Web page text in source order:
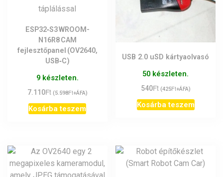
ESP32‑S3 WROOM-
N16R8 CAM
fejlesztőpanel (OV2640,
USB‑C)
9 készleten.
7.110Ft (5.598Ft+ÁFA)
Kosárba teszem
USB 2.0 uSD kártyaolvasó
50 készleten.
540Ft (425Ft+ÁFA)
Kosárba teszem